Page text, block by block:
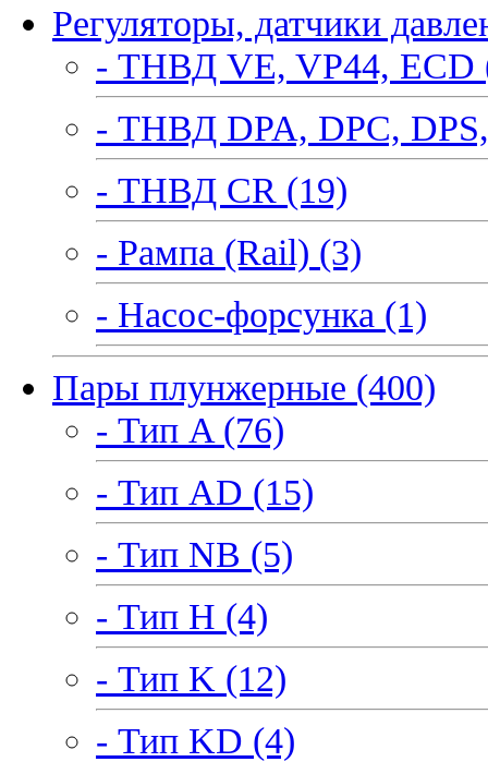
Регуляторы, датчики
- ТНВД VE, VP44, ECD
- ТНВД DPA, DPC,
- ТНВД CR (19)
- Рампа (Rail) (3)
- Насос-форсунка (1)
Пары плунжерные (400)
- Тип A (76)
- Тип AD (15)
- Тип NB (5)
- Тип H (4)
- Тип K (12)
- Тип KD (4)